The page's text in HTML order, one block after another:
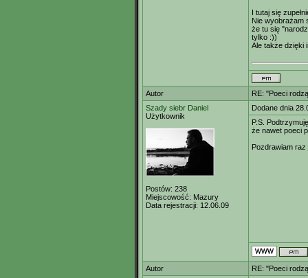
I tutaj się
Nie wyobrażam
że tu się
tylko :))
Ale także dzięki
Autor
RE: "Poeci
Szady siebr Daniel
Użytkownik
Postów: 238
Miejscowość: Mazury
Data rejestracji: 12.06.09
Dodane dnia
P.S.
że nawet poeci
Pozdrawiam
Autor
RE: "Poeci